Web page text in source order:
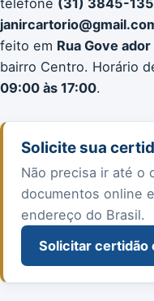
feito em Rua Gove
bairro Centro. Horário
09:00 às 17:00.
Solicite sua
Não precisa ir até o
documentos online
endereço do Brasil.
Solicitar certidão